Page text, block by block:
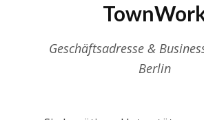
Geschäftsadresse &
Berlin